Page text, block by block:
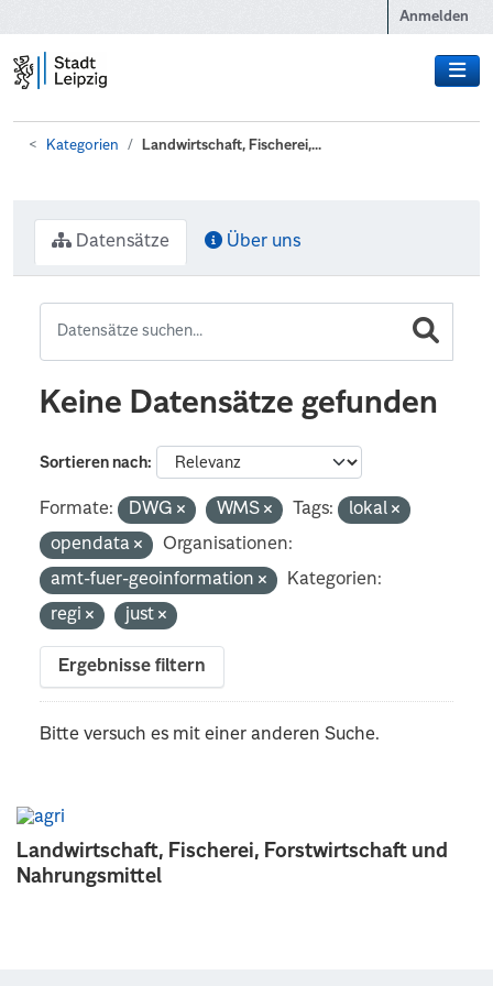
Anmelden
Kategorien Landwirtschaft, Fischerei,...
Landwirtschaft, Fischerei, Forstwirtschaft und
Nahrungsmittel
Datensätze Über uns
Keine Datensätze gefunden
Sortieren nach
Formate: DWG WMS Tags:
lokal
opendata
Organisationen:
amt-fuer-geoinformation
Kategorien:
regi
just
Ergebnisse filtern
Bitte versuch es mit einer anderen Suche.